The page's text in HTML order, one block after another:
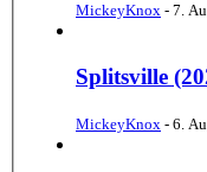
MickeyKnox - 7.
Splitsville
MickeyKnox - 6.